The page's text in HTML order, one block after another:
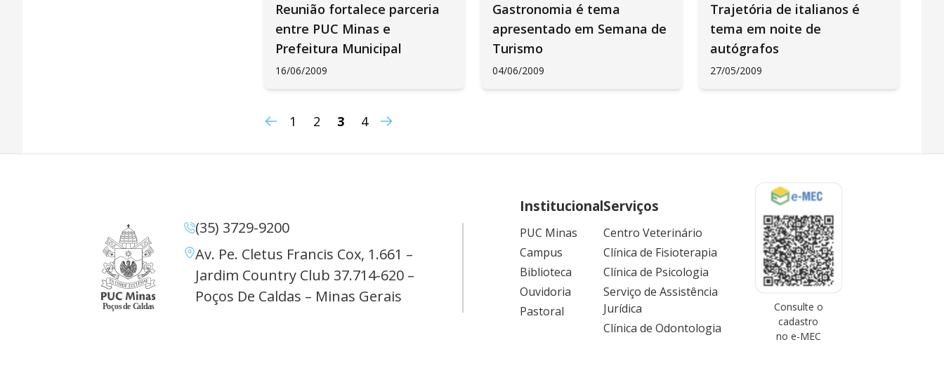
Reunião fortalece parceria
entre PUC Minas e
Prefeitura Municipal
16/06/2009
Gastronomia é tema
apresentado em Semana de
Turismo
04/06/2009
Trajetória de italianos é
tema em noite de
autógrafos
27/05/2009
1 2 3 4
(35) 3729-9200
Av. Pe. Cletus Francis Cox, 1.661 –
Jardim Country Club 37.714-620 –
Poços De Caldas – Minas Gerais
Institucional
PUC Minas
Campus
Biblioteca
Ouvidoria
Pastoral
Serviços
Centro Veterinário
Clínica de Fisioterapia
Clínica de Psicologia
Serviço de Assistência
Jurídica
Clínica de Odontologia
Consulte o
cadastro
no e-MEC